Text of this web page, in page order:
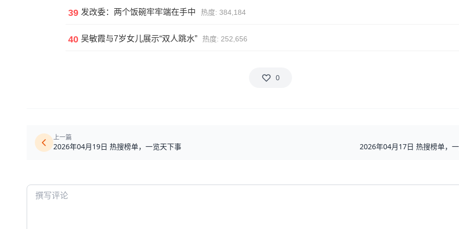
39 发改委：两个饭碗牢牢端在手中 热度: 384,184
40 吴敏霞与7岁女儿展示“双人跳水” 热度: 252,656
0
上一篇
2026年04月19日 热搜榜单，一览天下事 2026年04月17日 热搜榜单，